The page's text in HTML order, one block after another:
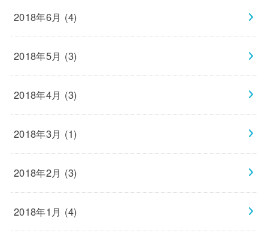
2018年6月 (4)
2018年5月 (3)
2018年4月 (3)
2018年3月 (1)
2018年2月 (3)
2018年1月 (4)